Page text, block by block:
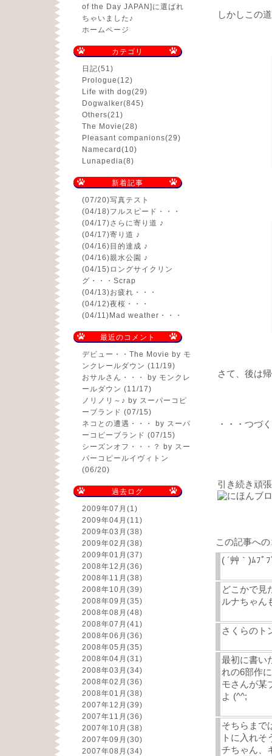
of the Day JAPAN]に選ばれ
ちゃいました♪
ホームページ
カテゴリ
日記(51)
Prologue(12)
Life with dog(29)
Dogwalker(845)
Others(21)
The Movie(28)
Pleasant companions(29)
Namecard (10)
Lunapedia(8)
新着記事
(07/20)写真テスト
(04/18)フルスピード・・・
(04/17)さらに寄り道 ♪
(04/17)寄り道 ♪
(04/16) 目的達成 ♪
(04/16)親水公園 ♪
(04/15) ロングサイクリン
グ・・・Scrap
(04/13)お疲れ・・・
(04/12)夜桜・・・
(04/11) Mad weather・・・
最近のコメント
デビュー・・The Movie by モ
ンクレールダウン (11/19)
おサルさん・・・
by モンクレ
ールダウン (11/17)
ノリノリ～♪ by スーパーコピ
ーブランド (07/15)
ネコとの遭遇・・・
by スーパ
ーコピーブランド (07/15)
シーズンオフ・・・？
by スー
パーコピールイヴィトン
(06/20)
過去ログ
2009年07月 (1)
2009年04月 (11)
2009年03月 (38)
2009年02月 (38)
2009年01月 (37)
2008年12月 (36)
2008年11月 (38)
2008年10月 (39)
2008年09月 (35)
2008年08月 (48)
2008年07月 (41)
2008年06月 (36)
2008年05月 (35)
2008年04月 (31)
2008年03月 (34)
2008年02月 (36)
2008年01月 (38)
2007年12月 (39)
2007年11月 (36)
2007年10月 (38)
2007年09月 (30)
2007年08月 (34)
しかしこの
さて、後は
・・・つづく
引き続き頑
この記事へ
( ´艸｀)ﾑﾌﾟ
どこかで見
ルナちゃん
さくらのト
最初に書い
れの6部作
モさんが某
よ (^^;
そちらまで
トに入れ
チちゃん、